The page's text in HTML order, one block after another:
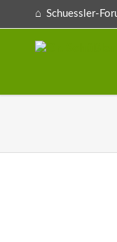
Schuessler-